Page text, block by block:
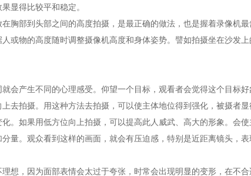
显得比较平和稳定。
部到头部之间的高度拍摄，是最正确的做法，也是握着录像机最
物的高度随时调整摄像机高度和身体姿势。譬如拍摄坐在沙发
产生不同的心理感受。仰望一个目标，观看者会觉得这个目标
拍摄。用这种方法去拍摄，可以使主体地位得到强化，被摄者显
如果用低方位向上拍摄，可以提高此人威武、高大的形象。会
量。观众看到这样的画面，就会有压迫感，特别是近距离镜头，
，因为面部表情会太过于夸张，时常会出现明显的变形，在不